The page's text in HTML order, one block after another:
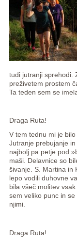
tudi jutranji sprehodi.
preživetem prostem
Ta teden sem se
Draga Ruta!
V tem tednu mi je bilo
Jutranje prebujanje
najbolj pa petje pod
maši. Delavnice so
šivanje. S. Martina in
lepo vodili duhovne
bila všeč molitev
sem veliko punc in
njimi.
Draga Ruta!